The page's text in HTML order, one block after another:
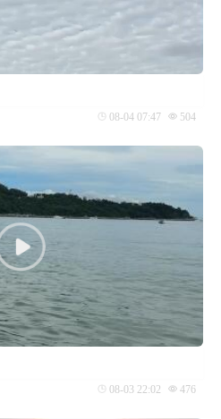
08-04 07:47 504
08-03 22:02 476